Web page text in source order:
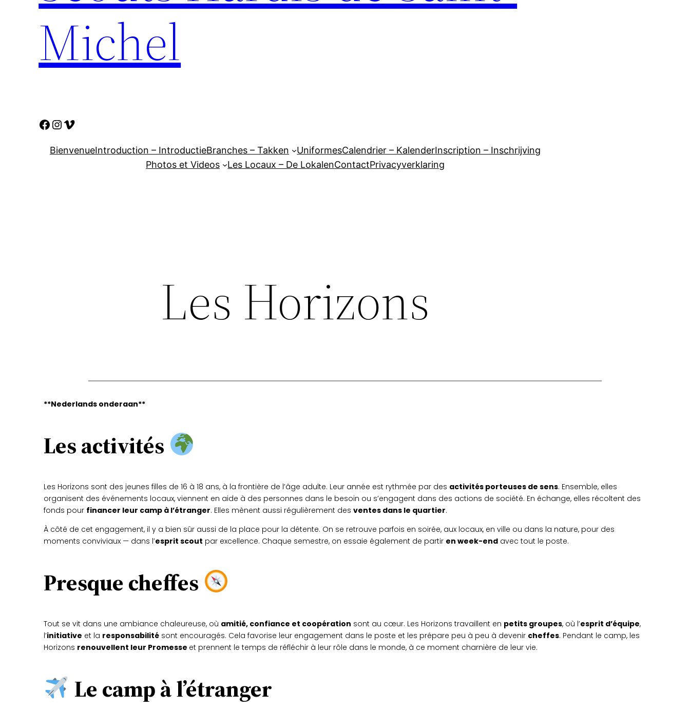
Michel
BienvenueIntroduction – IntroductieBranches – Takken UniformesCalendrier – KalenderInscription – Inschrijving
Photos et Videos
Les Locaux – De LokalenContactPrivacyverklaring
Les Horizons
**Nederlands onderaan**
Les activités
Les Horizons sont des jeunes filles de 16 à 18 ans, à la frontière de l’âge adulte. Leur année est rythmée par des activités porteuses de sens. Ensemble, elles
organisent des événements locaux, viennent en aide à des personnes dans le besoin ou s’engagent dans des actions de société. En échange, elles récoltent des
fonds pour financer leur camp à l’étranger. Elles mènent aussi régulièrement desventes dans le quartier.
À côté de cet engagement, il y a bien sûr aussi de la place pour la détente. On se retrouve parfois en soirée, aux locaux, en ville ou dans la nature, pour des
moments conviviaux — dans l’esprit scout par excellence. Chaque semestre, on essaie également de partir en week-end avec tout le poste.
Presque cheffes
Tout se vit dans une ambiance chaleureuse, où amitié, confiance et coopération sont au cœur. Les Horizons travaillent en petits groupes, où l’esprit d’équipe,
l’initiative et la responsabilité sont encouragés. Cela favorise leur engagement dans le poste et les prépare peu à peu à devenir cheffes. Pendant le camp, les
Horizons renouvellent leur Promesse et prennent le temps de réfléchir à leur rôle dans le monde, à ce moment charnière de leur vie.
Le camp à l’étranger